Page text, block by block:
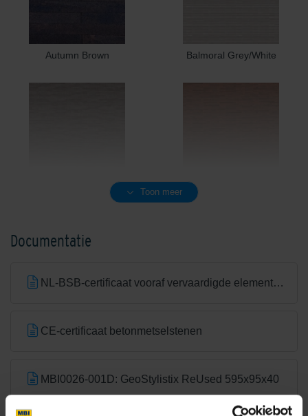
Autumn Brown Balmoral Grey/White
Birmingham Greyblue
Bright Green
Toon meer
Documentatie
NL-BSB-certificaat vooraf vervaardigde elementen van beton
CE-certificaat betonmetselstenen
MBI0026-001D: GeoStylistix ReUsed 595x95x40